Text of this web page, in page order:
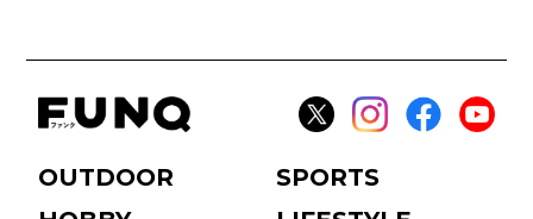
OUTDOOR
SPORTS